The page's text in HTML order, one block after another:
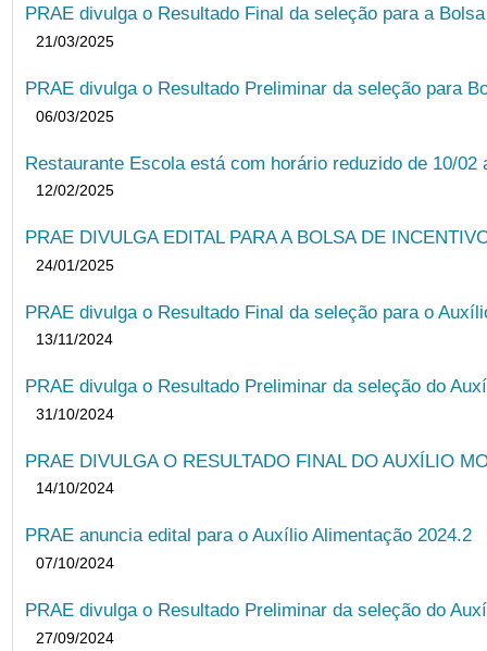
PRAE divulga o Resultado Final da seleção para a
21/03/2025
PRAE divulga o Resultado Preliminar da seleção para
06/03/2025
Restaurante Escola está com horário reduzido de 10/
12/02/2025
PRAE DIVULGA EDITAL PARA A BOLSA DE
24/01/2025
PRAE divulga o Resultado Final da seleção para o
13/11/2024
PRAE divulga o Resultado Preliminar da seleção do
31/10/2024
PRAE DIVULGA O RESULTADO FINAL DO AUXÍLIO
14/10/2024
PRAE anuncia edital para o Auxílio Alimentação 2024.2
07/10/2024
PRAE divulga o Resultado Preliminar da seleção do
27/09/2024